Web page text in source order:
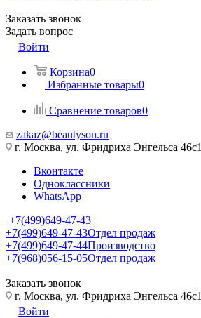
Заказать звонок
Задать вопрос
Войти
Корзина0
Избранные товары0
Сравнение товаров0
zakaz@beautyson.ru
г. Москва, ул. Фридриха Энгельса 46с1
Вконтакте
Одноклассники
WhatsApp
+7(499)649-47-43
+7(499)649-47-43Отдел продаж
+7(499)649-47-44Производство
+7(968)056-15-05Отдел продаж
Заказать звонок
г. Москва, ул. Фридриха Энгельса 46с1
Войти